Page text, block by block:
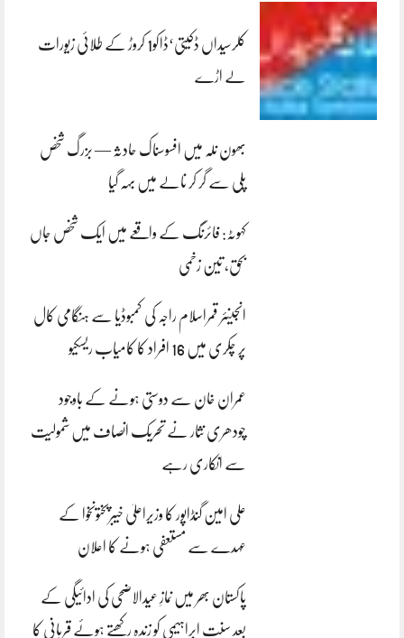
کلرسیداں ڈکیتی‘ڈاکو1 کروڑ کے طلائی زیورات
لے اڑے
بھون نلہ میں افسوسناک حادثہ — بزرگ شخص
پلی سے گر کر نالے میں بہہ گیا
کہوٹہ: فائرنگ کے واقعے میں ایک شخص جاں
بحق، تین زخمی
انجینئر قمراسلام راجہ کی کمبوڈیا سے ہنگامی کال
پر چکری میں 16 افراد کا کامیاب ریسکیو
عمران خان سے دوستی ہونے کے باوجود
چودھری نثار نے تحریک انصاف میں شمولیت
سے انکاری رہے
علی امین گنڈاپور کا وزیراعلیٰ خیبرپختونخوا کے
عہدے سے مستعفی ہونے کا اعلان
پاکستان بھر میں نمازِ عیدالاضحی کی ادائیگی کے
بعد سنتِ ابراہیمی کو زندہ رکھتے ہوئے قربانی کا